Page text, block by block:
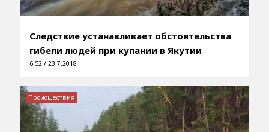
Следствие устанавливает обстоятельства
гибели людей при купании в Якутии
6:52 / 23.7.2018
Происшествия